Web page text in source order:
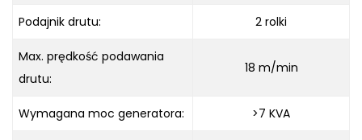
Podajnik drutu: 2 rolki
Max. prędkość podawania
drutu:
18 m/min
Wymagana moc generatora: >7 KVA